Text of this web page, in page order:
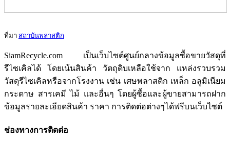
ที่มา สถาบันพลาสติก
SiamRecycle.com เป็นเว็บไซต์ศูนย์กลางข้อมูลซื้อขายวัสดุที่
รีไซเคิลได้ โดยเน้นสินค้า วัตถุดิบเหลือใช้จาก แหล่งรวบรวม
วัสดุรีไซเคิลหรือจากโรงงาน เช่น เศษพลาสติก เหล็ก อลูมิเนียม
กระดาษ สารเคมี ไม้ และอื่นๆ โดยผู้ซื้อและผู้ขายสามารถฝาก
ข้อมูลรายละเอียดสินค้า ราคา การติดต่อต่างๆได้ฟรีบนเว็บไซต์
ช่องทางการติดต่อ